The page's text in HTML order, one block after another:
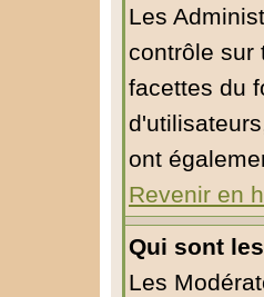
Les
contrôle sur
facettes du
ont
Revenir en
Qui sont
Les